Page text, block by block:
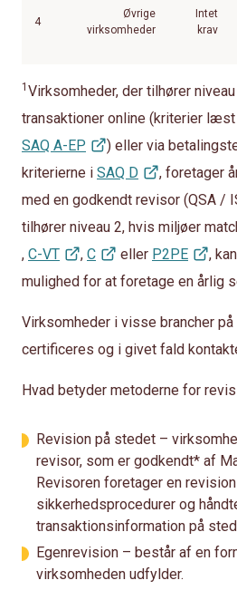
4
Øvrige
virksomheder
Intet
krav
1 Virksomheder, der tilhører
transaktioner online (kriterier
SAQ A-EP
) eller via
kriterierne i SAQ D
, foretager
med en godkendt revisor (QSA /
tilhører niveau 2, hvis miljøer
, C-VT , C ​​eller P2PE
,
mulighed for at foretage en årlig
Virksomheder i visse brancher
certificeres og i givet fald
Hvad betyder metoderne for
Revision på stedet –
revisor, som er godkendt* af
Revisoren foretager en
sikkerhedsprocedurer og
transaktionsinformation på
Egenrevision – består af en
virksomheden udfylder.